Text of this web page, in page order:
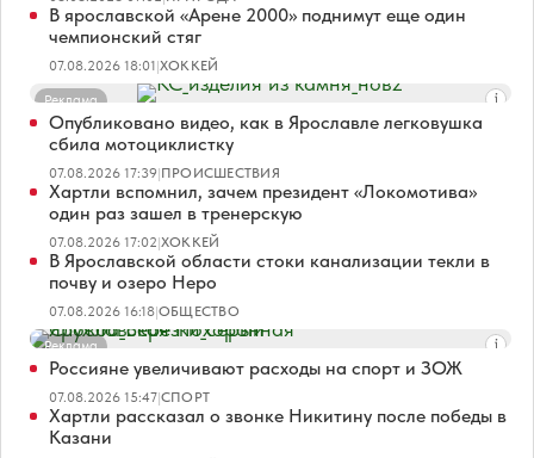
В ярославской «Арене 2000» поднимут еще один
чемпионский стяг
07.08.2026 18:01|ХОККЕЙ
Реклама
Опубликовано видео, как в Ярославле легковушка
сбила мотоциклистку
07.08.2026 17:39|ПРОИСШЕСТВИЯ
Хартли вспомнил, зачем президент «Локомотива»
один раз зашел в тренерскую
07.08.2026 17:02|ХОККЕЙ
В Ярославской области стоки канализации текли в
почву и озеро Неро
07.08.2026 16:18|ОБЩЕСТВО
Реклама
Россияне увеличивают расходы на спорт и ЗОЖ
07.08.2026 15:47|СПОРТ
Хартли рассказал о звонке Никитину после победы в
Казани